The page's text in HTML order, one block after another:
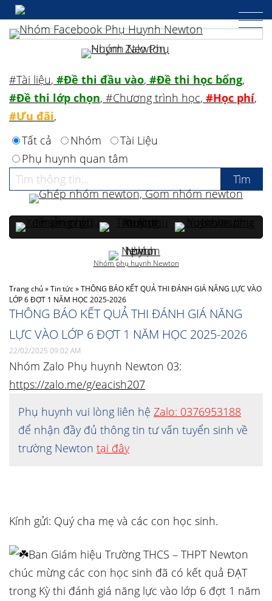
Trang chủ»Tin tức»THÔNG BÁO KẾT QUẢ THI ĐÁNH GIÁ NĂNG LỰC VÀO
LỚP 6 ĐỢT 1 NĂM HỌC 2025-2026
THÔNG BÁO KẾT QUẢ THI ĐÁNH GIÁ NĂNG
LỰC VÀO LỚP 6 ĐỢT 1 NĂM HỌC 2025-2026
22/02/2025 09:02 AM
Nhóm Zalo Phụ huynh Newton 03:
https://zalo.me/g/eacish207
Phụ huynh vui lòng liên hệ Zalo: 0376953188
để nhận đầy đủ thông tin tư vấn tuyển sinh về
trường Newton tại đây
Kính gửi: Quý cha mẹ và các con học sinh.
Ban Giám hiệu Trường THCS – THPT Newton
chúc mừng các con học sinh đã có kết quả ĐẠT
trong Kỳ thi đánh giá năng lực vào lớp 6 đợt 1 năm
#Tài liệu, #Đề thi đầu vào, #Đề thi học bổng,
#Đề thi lớp chọn, #Chương trình học, #Học phí,
#Ưu đãi,
Tất cả
Nhóm
Tài Liệu
Phụ huynh quan tâm
Nhóm phụ huynh Newton